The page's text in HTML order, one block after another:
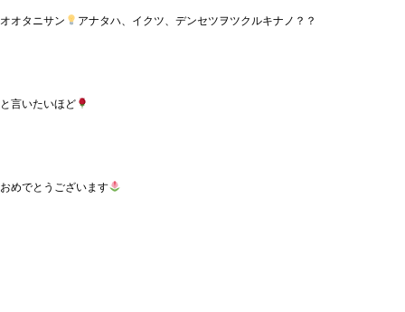
オオタニサン アナタハ、イクツ、デンセツヲツクルキナノ？？
と言いたいほど
おめでとうございます